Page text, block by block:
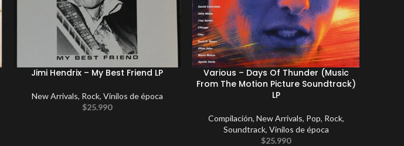
Jimi Hendrix – My Best Friend LP
New Arrivals, Rock, Vinilos de época
$25.990
Various – Days Of Thunder (Music
From The Motion Picture Soundtrack)
LP
Compilación, New Arrivals, Pop, Rock,
Soundtrack, Vinilos de época
$25.990